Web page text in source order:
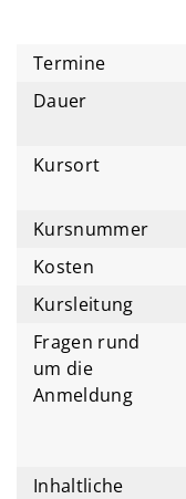
Termine
Dauer
Kursort
Kursnummer
Kosten
Kursleitung
Fragen rund
um die
Anmeldung
Inhaltliche